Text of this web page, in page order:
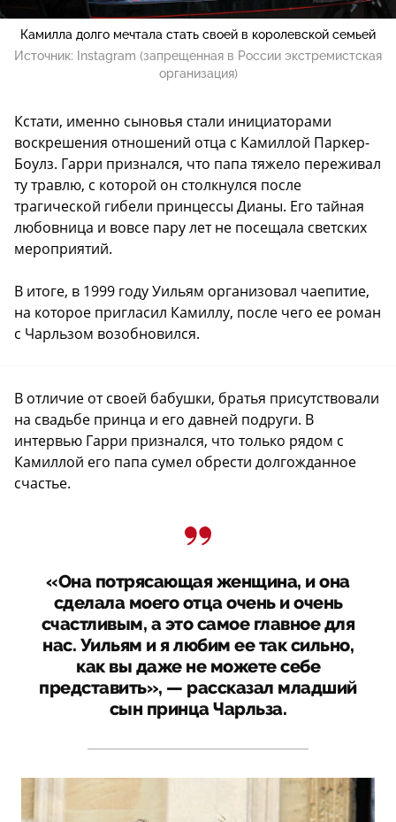
Камилла долго мечтала стать своей в королевской семьей
Источник:
Instagram (запрещенная в России экстремистская
организация)
Кстати, именно сыновья стали инициаторами
воскрешения отношений отца с Камиллой Паркер-
Боулз. Гарри признался, что папа тяжело переживал
ту травлю, с которой он столкнулся после
трагической гибели принцессы Дианы. Его тайная
любовница и вовсе пару лет не посещала светских
мероприятий.
В итоге, в 1999 году Уильям организовал чаепитие,
на которое пригласил Камиллу, после чего ее роман
с Чарльзом возобновился.
В отличие от своей бабушки, братья присутствовали
на свадьбе принца и его давней подруги. В
интервью Гарри признался, что только рядом с
Камиллой его папа сумел обрести долгожданное
счастье.
«Она потрясающая женщина, и она
сделала моего отца очень и очень
счастливым, а это самое главное для
нас. Уильям и я любим ее так сильно,
как вы даже не можете себе
представить», — рассказал младший
сын принца Чарльза.